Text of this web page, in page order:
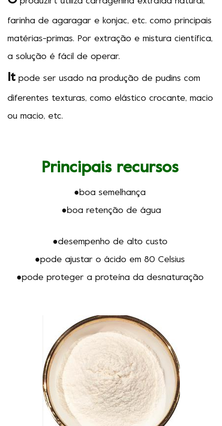
farinha de agaragar e konjac, etc. como principais
matérias-primas. Por extração e mistura científica,
a solução é fácil de operar.
It pode ser usado na produção de pudins com
diferentes texturas, como elástico crocante, macio
ou macio, etc.
Principais recursos
●boa semelhança
●boa retenção de água
●desempenho de alto custo
●pode ajustar o ácido em 80 Celsius
●pode proteger a proteína da desnaturação